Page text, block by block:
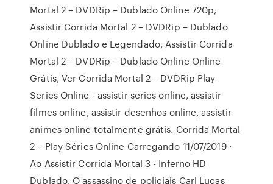
Mortal 2 – DVDRip – Dublado Online 720p,
Assistir Corrida Mortal 2 – DVDRip – Dublado
Online Dublado e Legendado, Assistir Corrida
Mortal 2 – DVDRip – Dublado Online Online
Grátis, Ver Corrida Mortal 2 – DVDRip Play
Series Online - assistir series online, assistir
filmes online, assistir desenhos online, assistir
animes online totalmente grátis. Corrida Mortal
2 – Play Séries Online Carregando 11/07/2019 ·
Ao Assistir Corrida Mortal 3 - Inferno HD
Dublado, O assassino de policiais Carl Lucas